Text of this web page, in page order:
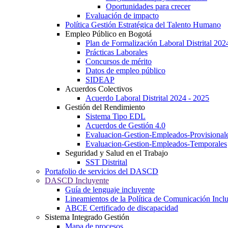
Oportunidades para crecer
Evaluación de impacto
Política Gestión Estratégica del Talento Humano
Empleo Público en Bogotá
Plan de Formalización Laboral Distrital
Prácticas Laborales
Concursos de mérito
Datos de empleo público
SIDEAP
Acuerdos Colectivos
Acuerdo Laboral Distrital 2024 - 2025
Gestión del Rendimiento
Sistema Tipo EDL
Acuerdos de Gestión 4.0
Evaluacion-Gestion-Empleados-
Evaluacion-Gestion-Empleados-Temporales
Seguridad y Salud en el Trabajo
SST Distrital
Portafolio de servicios del DASCD
DASCD Incluyente
Guía de lenguaje incluyente
Lineamientos de la Política de Comunicación
ABCE Certificado de discapacidad
Sistema Integrado Gestión
Mapa de procesos